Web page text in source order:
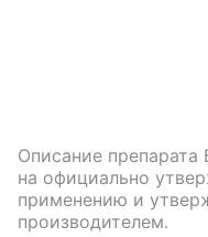
Описание препарата
на официально
применению и
производителем.